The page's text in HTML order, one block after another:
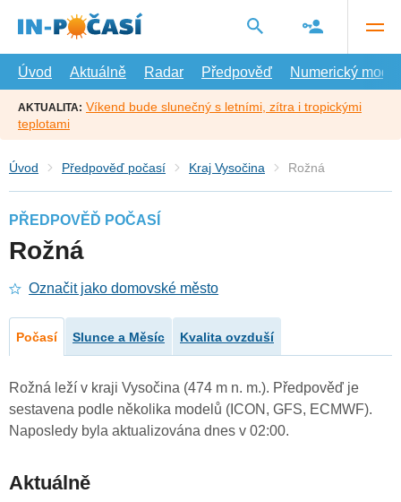
hlavní
Úvod
Aktuálně Radar Předpověď Numerický model
AKTUALITA: Víkend bude slunečný s letními, zítra i tropickými
teplotami
Úvod Předpověď počasí Kraj Vysočina Rožná
PŘEDPOVĚĎ POČASÍ
Rožná
Označit jako domovské město
Počasí Slunce a Měsíc Kvalita ovzduší
Rožná leží v kraji Vysočina (474 m n. m.). Předpověď je
sestavena podle několika modelů (ICON, GFS, ECMWF).
Naposledy byla aktualizována dnes v 02:00.
Aktuálně